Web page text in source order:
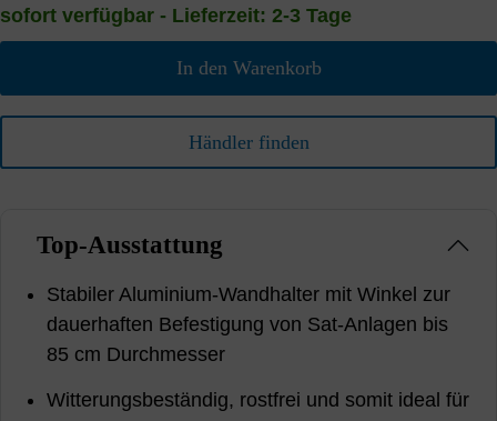
sofort verfügbar - Lieferzeit: 2-3 Tage
In den Warenkorb
Händler finden
Top-Ausstattung
Stabiler Aluminium-Wandhalter mit Winkel zur
dauerhaften Befestigung von Sat-Anlagen bis
85 cm Durchmesser
Witterungsbeständig, rostfrei und somit ideal für